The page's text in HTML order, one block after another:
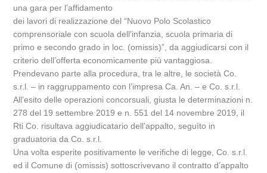
una gara per l’affidamento
dei lavori di realizzazione del “Nuovo Polo Scolastico
comprensoriale con scuola dell’infanzia, scuola primaria di
primo e secondo grado in loc. (omissis)”, da aggiudicarsi con il
criterio dell’offerta economicamente più vantaggiosa.
Prendevano parte alla procedura, tra le altre, le società Co.
s.r.l. – in raggruppamento con l’impresa Ca. An. – e Co. s.r.l.
All’esito delle operazioni concorsuali, giusta le determinazioni n.
278 del 19 settembre 2019 e n. 551 del 14 novembre 2019, il
Rti Co. risultava aggiudicatario dell’appalto, seguìto in
graduatoria da Co. s.r.l.
Una volta esperite positivamente le verifiche di legge, Co. s.r.l.
ed il Comune di (omissis) sottoscrivevano il contratto d’appalto